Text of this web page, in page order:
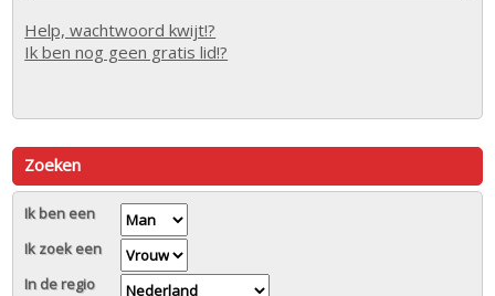
Help, wachtwoord kwijt!?
Ik ben nog geen gratis lid!?
Zoeken
Ik ben een
Ik zoek een
In de regio